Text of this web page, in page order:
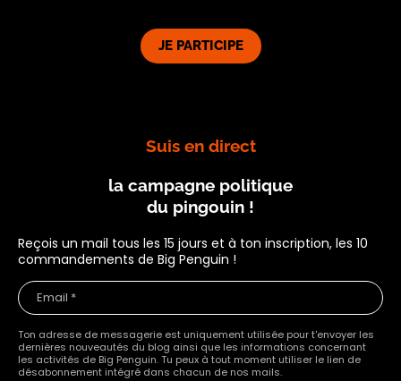
JE PARTICIPE
Suis en direct
la campagne politique
du pingouin !
Reçois un mail tous les 15 jours et à ton inscription, les 10
commandements de Big Penguin !
Ton adresse de messagerie est uniquement utilisée pour t'envoyer les
dernières nouveautés du blog ainsi que les informations concernant
les activités de Big Penguin. Tu peux à tout moment utiliser le lien de
désabonnement intégré dans chacun de nos mails.